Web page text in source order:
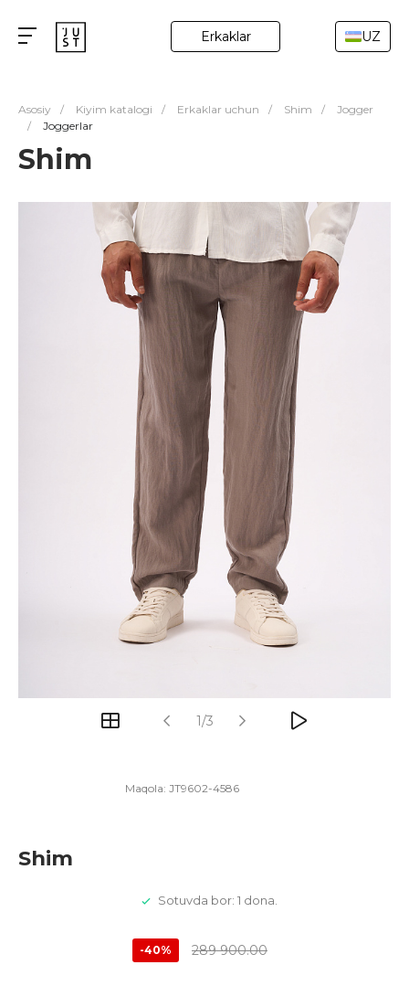
Erkaklar UZ
Asosiy / Kiyim katalogi / Erkaklar uchun / Shim /
Jogger
/
Joggerlar
Shim
1/3
Maqola: JT9602-4586
Shim
Sotuvda bor: 1 dona.
-40% 289 900.00